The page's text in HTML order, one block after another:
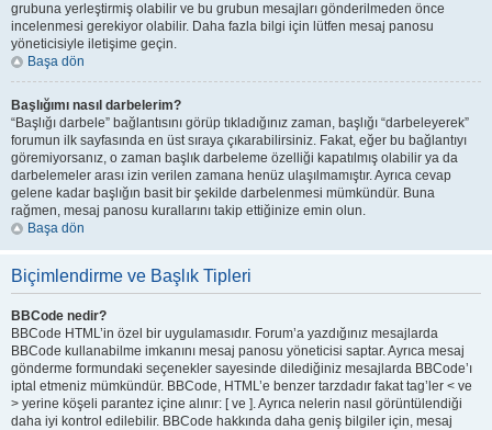
grubuna yerleştirmiş olabilir ve bu grubun mesajları gönderilmeden önce
incelenmesi gerekiyor olabilir. Daha fazla bilgi için lütfen mesaj panosu
yöneticisiyle iletişime geçin.
Başa dön
Başlığımı nasıl darbelerim?
“Başlığı darbele” bağlantısını görüp tıkladığınız zaman, başlığı “darbeleyerek”
forumun ilk sayfasında en üst sıraya çıkarabilirsiniz. Fakat, eğer bu bağlantıyı
göremiyorsanız, o zaman başlık darbeleme özelliği kapatılmış olabilir ya da
darbelemeler arası izin verilen zamana henüz ulaşılmamıştır. Ayrıca cevap
gelene kadar başlığın basit bir şekilde darbelenmesi mümkündür. Buna
rağmen, mesaj panosu kurallarını takip ettiğinize emin olun.
Başa dön
Biçimlendirme ve Başlık Tipleri
BBCode nedir?
BBCode HTML’in özel bir uygulamasıdır. Forum’a yazdığınız mesajlarda
BBCode kullanabilme imkanını mesaj panosu yöneticisi saptar. Ayrıca mesaj
gönderme formundaki seçenekler sayesinde dilediğiniz mesajlarda BBCode’ı
iptal etmeniz mümkündür. BBCode, HTML’e benzer tarzdadır fakat tag’ler < ve
> yerine köşeli parantez içine alınır: [ ve ]. Ayrıca nelerin nasıl görüntülendiği
daha iyi kontrol edilebilir. BBCode hakkında daha geniş bilgiler için, mesaj